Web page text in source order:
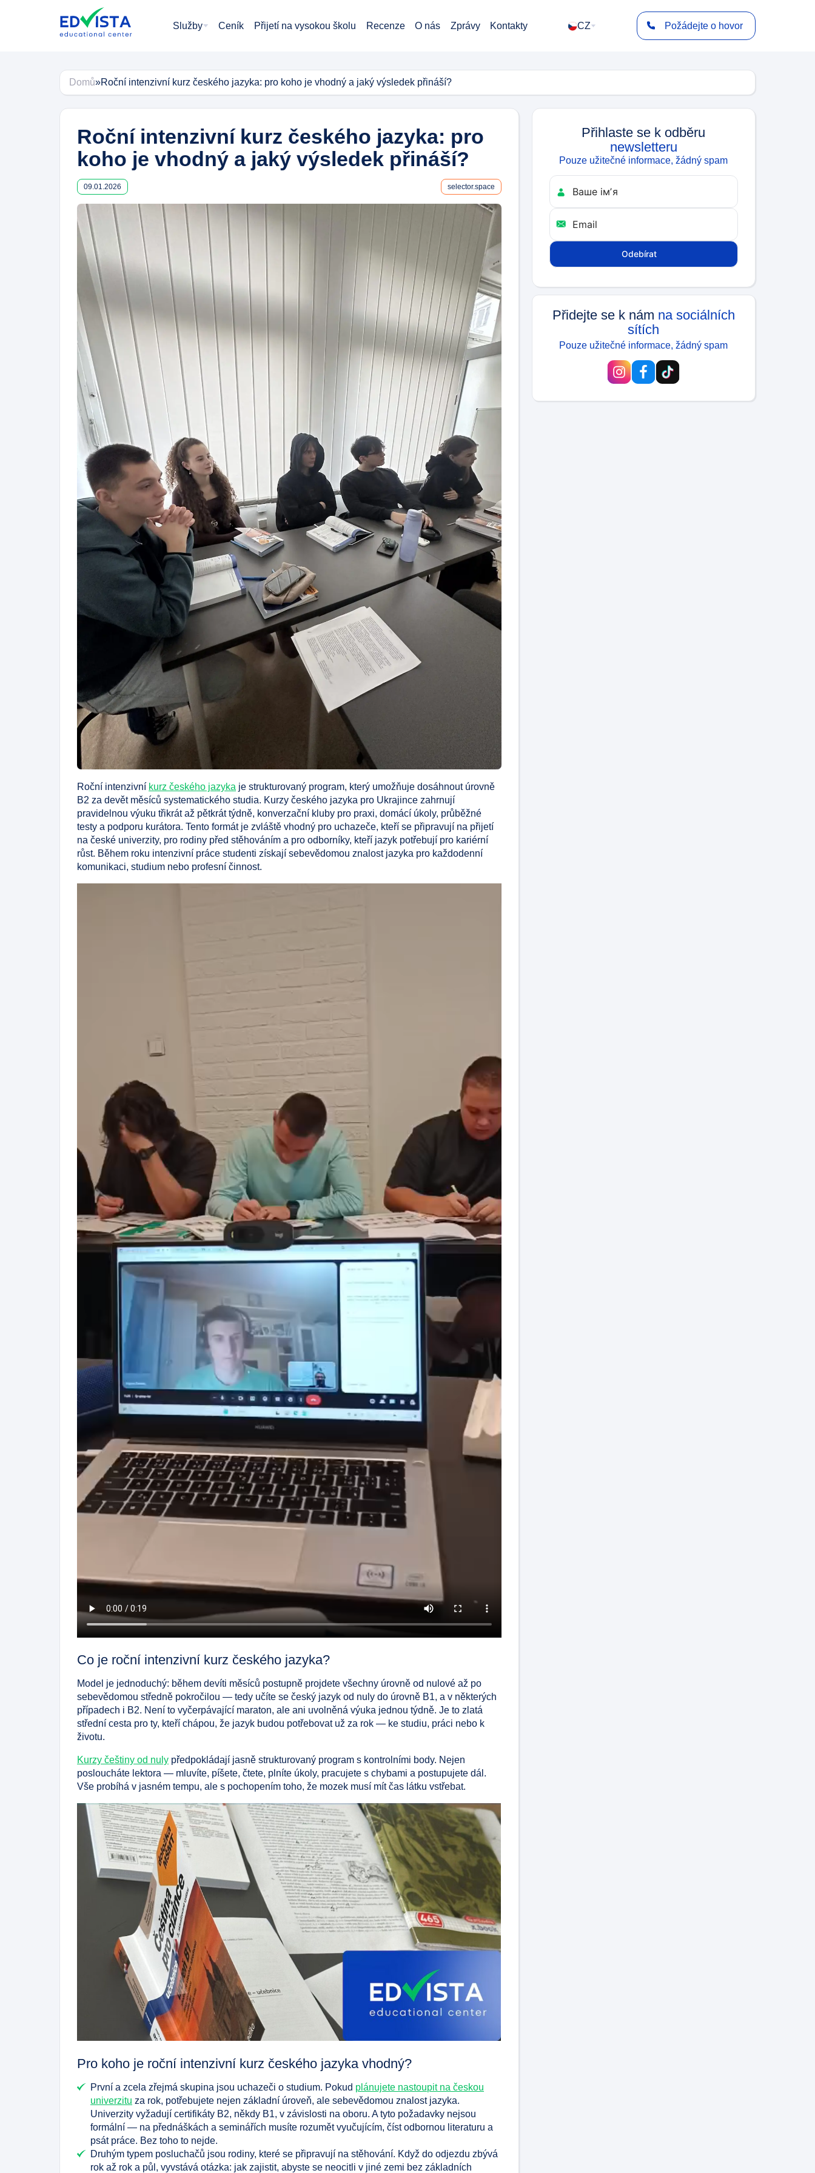
CZ Požádejte o hovor
Služby Ceník Рřijetí na vysokou školu Recenze O nás Zprávy Kontakty
Domů»Roční intenzivní kurz českého jazyka: pro koho je vhodný a jaký výsledek přináší?
Roční intenzivní kurz českého jazyka: pro
koho je vhodný a jaký výsledek přináší?
09.01.2026 selector.space
Roční intenzivní kurz českého jazyka je strukturovaný program, který umožňuje dosáhnout úrovně
B2 za devět měsíců systematického studia. Kurzy českého jazyka pro Ukrajince zahrnují
pravidelnou výuku třikrát až pětkrát týdně, konverzační kluby pro praxi, domácí úkoly, průběžné
testy a podporu kurátora. Tento formát je zvláště vhodný pro uchazeče, kteří se připravují na přijetí
na české univerzity, pro rodiny před stěhováním a pro odborníky, kteří jazyk potřebují pro kariérní
růst. Během roku intenzivní práce studenti získají sebevědomou znalost jazyka pro každodenní
komunikaci, studium nebo profesní činnost.
Co je roční intenzivní kurz českého jazyka?
Model je jednoduchý: během devíti měsíců postupně projdete všechny úrovně od nulové až po
sebevědomou středně pokročilou — tedy učíte se český jazyk od nuly do úrovně B1, a v některých
případech i B2. Není to vyčerpávající maraton, ale ani uvolněná výuka jednou týdně. Je to zlatá
střední cesta pro ty, kteří chápou, že jazyk budou potřebovat už za rok — ke studiu, práci nebo k
životu.
Kurzy češtiny od nuly předpokládají jasně strukturovaný program s kontrolními body. Nejen
posloucháte lektora — mluvíte, píšete, čtete, plníte úkoly, pracujete s chybami a postupujete dál.
Vše probíhá v jasném tempu, ale s pochopením toho, že mozek musí mít čas látku vstřebat.
Pro koho je roční intenzivní kurz českého jazyka vhodný?
První a zcela zřejmá skupina jsou uchazeči o studium. Pokud plánujete nastoupit na českou
univerzitu za rok, potřebujete nejen základní úroveň, ale sebevědomou znalost jazyka.
Univerzity vyžadují certifikáty B2, někdy B1, v závislosti na oboru. A tyto požadavky nejsou
formální — na přednáškách a seminářích musíte rozumět vyučujícím, číst odbornou literaturu a
psát práce. Bez toho to nejde.
Druhým typem posluchačů jsou rodiny, které se připravují na stěhování. Když do odjezdu zbývá
rok až rok a půl, vyvstává otázka: jak zajistit, abyste se neocitli v jiné zemi bez základních
Přihlaste se k odběru
newsletteru
Pouze užitečné informace, žádný spam
Přidejte se k nám na sociálních
sítích
Pouze užitečné informace, žádný spam